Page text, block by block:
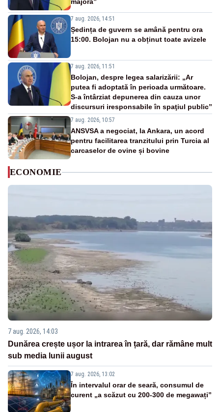
7 aug. 2026, 14:51
Ședința de guvern se amână pentru ora
15:00. Bolojan nu a obținut toate avizele
7 aug. 2026, 11:51
Bolojan, despre legea salarizării: „Ar
putea fi adoptată în perioada următoare.
S-a întârziat depunerea din cauza unor
discursuri iresponsabile în spaţiul public”
7 aug. 2026, 10:57
ANSVSA a negociat, la Ankara, un acord
pentru facilitarea tranzitului prin Turcia al
carcaselor de ovine și bovine
ECONOMIE
7 aug. 2026, 14:03
Dunărea crește ușor la intrarea în țară, dar rămâne mult
sub media lunii august
7 aug. 2026, 13:02
În intervalul orar de seară, consumul de
curent „a scăzut cu 200-300 de megawați”